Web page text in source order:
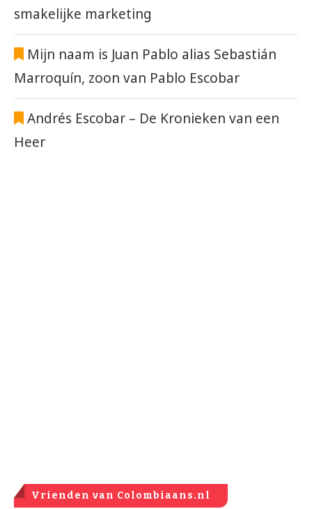
smakelijke marketing
Mijn naam is Juan Pablo alias Sebastián
Marroquín, zoon van Pablo Escobar
Andrés Escobar – De Kronieken van een
Heer
Vrienden van Colombiaans.nl